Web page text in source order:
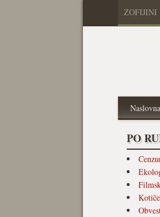
ZOFIJINI
Naslovna
PO